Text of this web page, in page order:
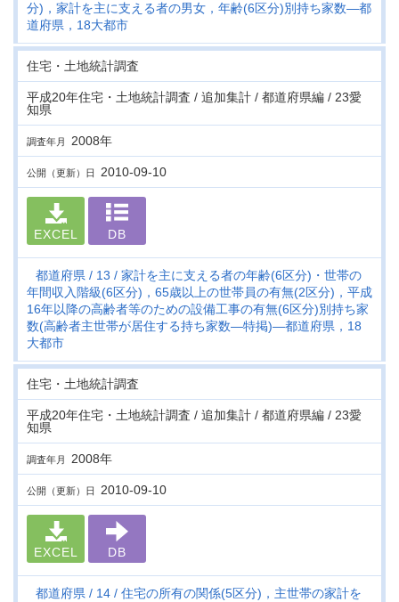
分)，家計を主に支える者の男女，年齢(6区分)別持ち家数―都
道府県，18大都市
住宅・土地統計調査
平成20年住宅・土地統計調査 / 追加集計 / 都道府県編 / 23愛
知県
調査年月 2008年
公開（更新）日 2010-09-10
EXCEL DB
都道府県 13
家計を主に支える者の年齢(6区分)・世帯の
年間収入階級(6区分)，65歳以上の世帯員の有無(2区分)，平成
16年以降の高齢者等のための設備工事の有無(6区分)別持ち家
数(高齢者主世帯が居住する持ち家数―特掲)―都道府県，18
大都市
住宅・土地統計調査
平成20年住宅・土地統計調査 / 追加集計 / 都道府県編 / 23愛
知県
調査年月 2008年
公開（更新）日 2010-09-10
EXCEL DB
都道府県 14
住宅の所有の関係(5区分)，主世帯の家計を